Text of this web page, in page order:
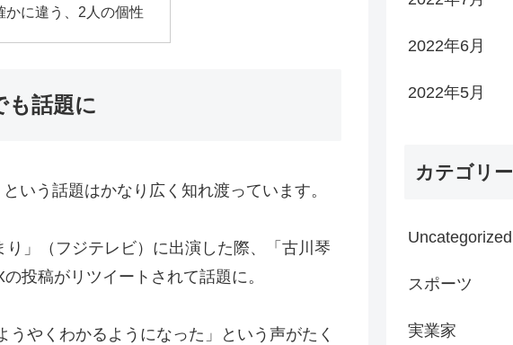
かに違う、2人の個性
も話題に
いう話題はかなり広く知れ渡っています。
」（フジテレビ）に出演した際、「古川琴
投稿がリツイートされて話題に。
うやくわかるようになった」という声がたく
2022年6月
2022年5月
カテゴリー
Uncategorized
スポーツ
実業家